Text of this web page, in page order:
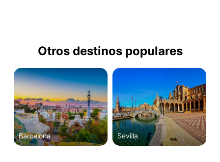
Otros destinos populares
Barcelona Sevilla